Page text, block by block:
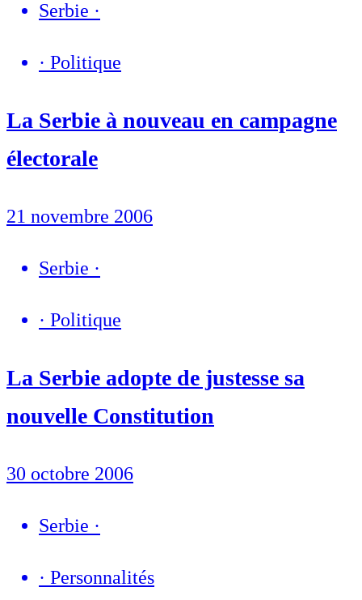
Serbie ·
· Politique
La Serbie à nouveau en campagne
électorale
21 novembre 2006
Serbie ·
· Politique
La Serbie adopte de justesse sa
nouvelle Constitution
30 octobre 2006
Serbie ·
· Personnalités